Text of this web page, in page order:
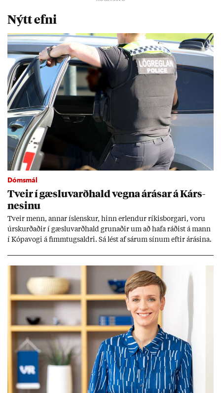
Nýtt efni
Dómsmál
Tveir í gæslu­varð­hald vegna árás­ar á Kárs­
nes­inu
Tveir menn, ann­ar ís­lensk­ur, hinn er­lend­ur rík­is­borg­ari, voru
úr­skurð­að­ir í gæslu­varð­hald grun­að­ir um að hafa ráð­ist á mann
í Kópa­vogi á fimm­tugs­aldri. Sá lést af sár­um sín­um eft­ir árás­ina.